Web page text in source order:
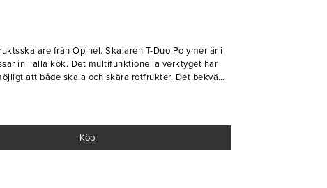
från Opinel. Skalaren T-Duo Polymer är i
in i alla kök. Det multifunktionella verktyget har
att både skala och skära rotfrukter. Det bekväma
Köp